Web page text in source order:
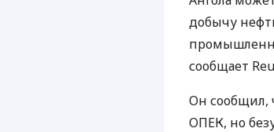
добычу
сообщает
Он сообщил,
ОПЕК, но